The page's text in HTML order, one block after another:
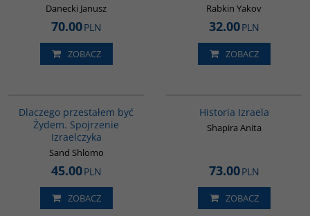
Danecki Janusz
70.00PLN
ZOBACZ
Rabkin Yakov
32.00PLN
ZOBACZ
Dlaczego przestałem być
Żydem. Spojrzenie
Izraelczyka
Sand Shlomo
45.00PLN
ZOBACZ
Historia Izraela
Shapira Anita
73.00PLN
ZOBACZ